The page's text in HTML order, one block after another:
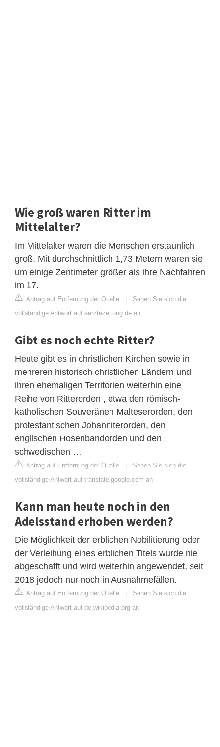
Wie groß waren Ritter im
Mittelalter?
Im Mittelalter waren die Menschen erstaunlich
groß. Mit durchschnittlich 1,73 Metern waren sie
um einige Zentimeter größer als ihre Nachfahren
im 17.
Antrag auf Entfernung der Quelle | Sehen Sie sich die
vollständige Antwort auf aerztezeitung.de an
Gibt es noch echte Ritter?
Heute gibt es in christlichen Kirchen sowie in
mehreren historisch christlichen Ländern und
ihren ehemaligen Territorien weiterhin eine
Reihe von Ritterorden , etwa den römisch-
katholischen Souveränen Malteserorden, den
protestantischen Johanniterorden, den
englischen Hosenbandorden und den
schwedischen …
Antrag auf Entfernung der Quelle | Sehen Sie sich die
vollständige Antwort auf translate.google.com an
Kann man heute noch in den
Adelsstand erhoben werden?
Die Möglichkeit der erblichen Nobilitierung oder
der Verleihung eines erblichen Titels wurde nie
abgeschafft und wird weiterhin angewendet, seit
2018 jedoch nur noch in Ausnahmefällen.
Antrag auf Entfernung der Quelle | Sehen Sie sich die
vollständige Antwort auf de.wikipedia.org an